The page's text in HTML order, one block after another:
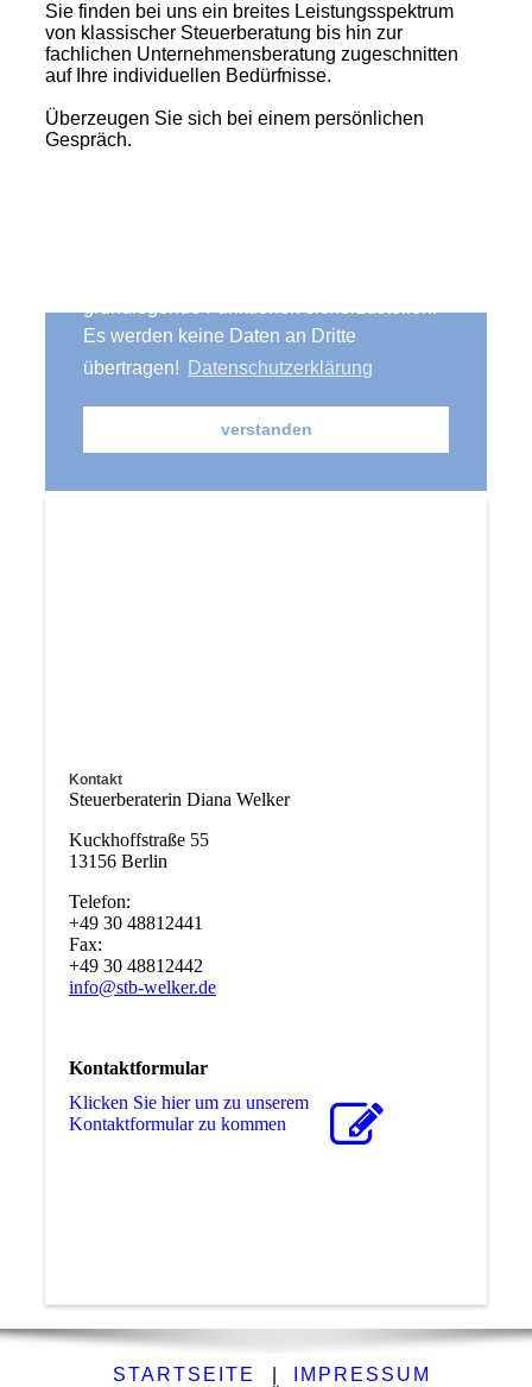
Sie finden bei uns ein breites Leistungsspektrum
von klassischer Steuerberatung bis hin zur
fachlichen Unternehmensberatung zugeschnitten
auf Ihre individuellen Bedürfnisse.
Überzeugen Sie sich bei einem persönlichen
Gespräch.
Kontakt
Steuerberaterin Diana Welker
Kuckhoffstraße 55
13156 Berlin
Telefon:
+49 30 48812441
Fax:
+49 30 48812442
info@stb-welker.de
Kontaktformular
Klicken Sie hier um zu unserem
Kon­takt­for­mu­lar zu kommen
STARTSEITE
IMPRESSUM